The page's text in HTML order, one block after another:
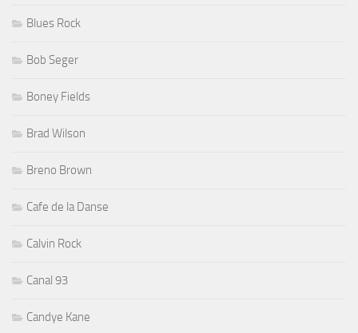
Blues Rock
Bob Seger
Boney Fields
Brad Wilson
Breno Brown
Cafe de la Danse
Calvin Rock
Canal 93
Candye Kane